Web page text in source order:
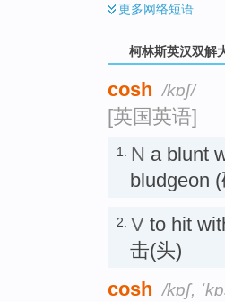
更多网络短语
柯林斯英汉双解
cosh /kɒʃ/
[英国英语]
1. N a blunt
bludgeon
2. V to hit
击(头)
cosh /kɒʃ,